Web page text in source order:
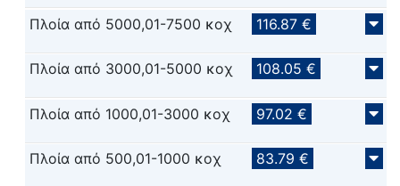
Πλοία από 5000,01-7500 κοχ 116.87 €
Πλοία από 3000,01-5000 κοχ 108.05 €
Πλοία από 1000,01-3000 κοχ 97.02 €
Πλοία από 500,01-1000 κοχ 83.79 €